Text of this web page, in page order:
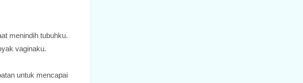
menindih tubuhku.
vaginaku.
untuk mencapai